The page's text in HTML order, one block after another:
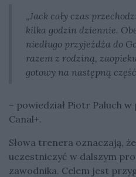
„Jack cały czas
kilka godzin dziennie.
niedługo przyjeżdża do
razem z rodziną,
gotowy na następną
– powiedział Piotr Paluch
Canal+.
Słowa trenera oznaczają,
uczestniczyć w dalszym
zawodnika. Celem jest